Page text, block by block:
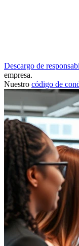
Descargo de
empresa.
Nuestro código de